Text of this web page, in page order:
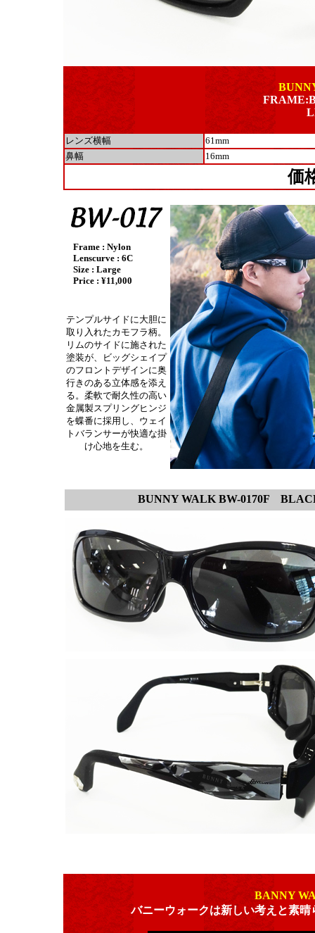
レンズ横幅
61mm
鼻幅
16mm
価
Frame : Nylon
Lenscurve : 6C
Size : Large
Price : ¥11,000
テンプルサイドに大胆に
取り入れたカモフラ柄。
リムのサイドに施された
塗装が、ビッグシェイプ
のフロントデザインに奥
行きのある立体感を添え
る。柔軟で耐久性の高い
金属製スプリングヒンジ
を蝶番に採用し、ウェイ
トバランサーが快適な掛
け心地を生む。
BUNNY WALK BW-0170F
BANNY
バニーウォークは新しい考えと素